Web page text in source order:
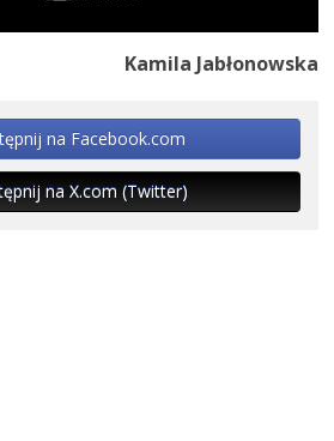
Kamila Jabłonowska
na Facebook.com
na X.com (Twitter)